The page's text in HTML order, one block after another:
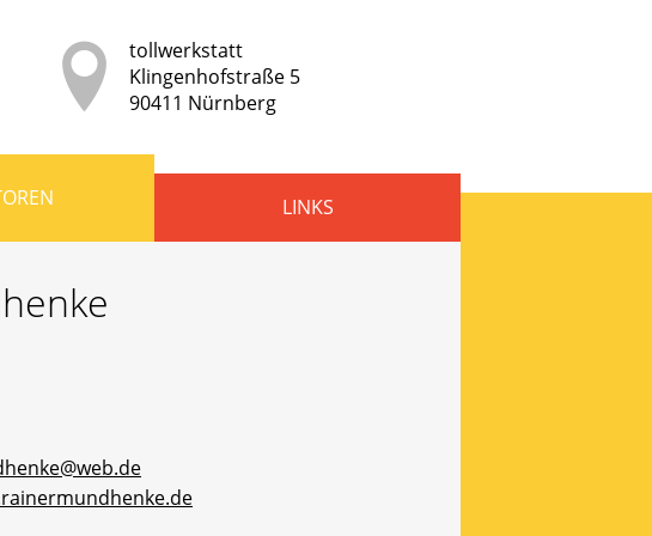
tollwerkstatt
Klingenhofstraße 5
90411 Nürnberg
LINKS